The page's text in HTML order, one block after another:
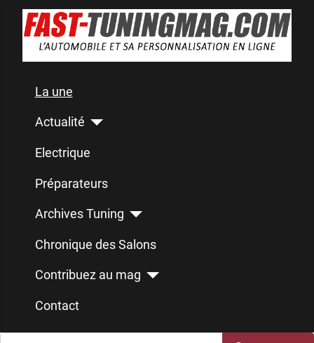
La une
Actualité
Electrique
Préparateurs
Archives Tuning
Chronique des Salons
Contribuez au mag
Contact